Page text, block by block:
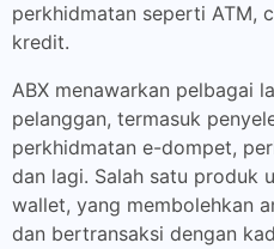
perkhidmatan seperti ATM,
kredit.
ABX menawarkan pelbagai
pelanggan, termasuk
perkhidmatan e-dompet,
dan lagi. Salah satu produk
wallet, yang membolehkan
dan bertransaksi dengan